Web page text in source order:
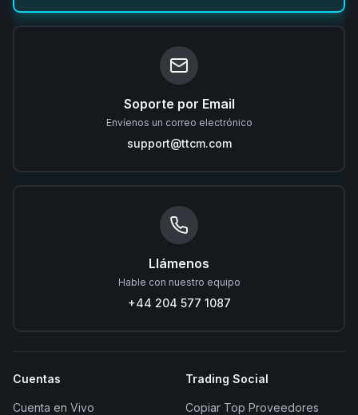
Soporte por Email
Envíenos un correo electrónico
support@ttcm.com
Llámenos
Hable con nuestro equipo
+44 204 577 1087
Cuentas
Cuenta en Vivo
Trading Social
Copiar Top Proveedores